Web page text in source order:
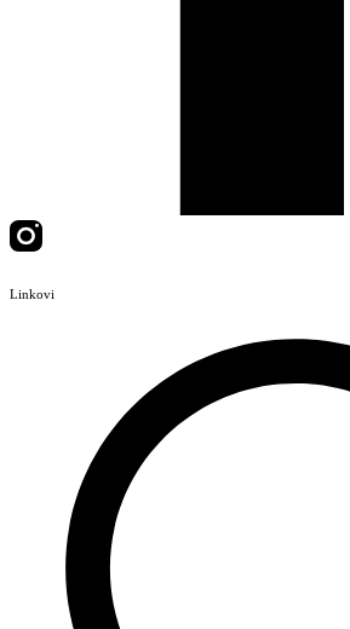
Linkovi